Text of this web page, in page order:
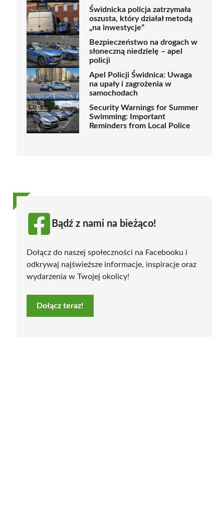
Świdnicka policja zatrzymała
oszusta, który działał metodą
„na inwestycje”
Bezpieczeństwo na drogach w
słoneczną niedzielę – apel
policji
Apel Policji Świdnica: Uwaga
na upały i zagrożenia w
samochodach
Security Warnings for Summer
Swimming: Important
Reminders from Local Police
Bądź z nami na bieżąco!
Dołącz do naszej społeczności na Facebooku i
odkrywaj najświeższe informacje, inspiracje oraz
wydarzenia w Twojej okolicy!
Dołącz teraz!